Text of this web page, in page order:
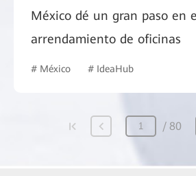
México dé un gran paso en
arrendamiento de oficinas
# México # IdeaHub
80